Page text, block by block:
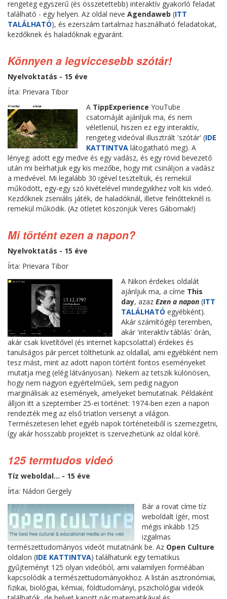
rengeteg egyszerű (és összetettebb) interaktív gyakorló feladat
található - egy helyen. Az oldal neve Agendaweb (ITT
TALÁLHATÓ), és ezerszám tartalmaz használható feladatokat,
kezdőknek és haladóknak egyaránt.
Könnyen a legviccesebb szótár!
Nyelvoktatás - 15 éve
Írta: Prievara Tibor
A TippExperience YouTube
csatornáját ajánljuk ma, és nem
véletlenül, hiszen ez egy interaktív,
rengeteg videóval illusztrált 'szótár' (IDE
KATTINTVA látogatható meg). A
lényeg: adott egy medve és egy vadász, és egy rövid bevezető
után mi beírhatjuk egy kis mezőbe, hogy mit csináljon a vadász
a medvével. Mi legalább 30 igével teszteltük, és remekül
működött, egy-egy szó kivételével mindegyikhez volt kis videó.
Kezdőknek zseniális játék, de haladóknál, illetve felnőtteknél is
remekül működik. (Az ötletet köszönjük Veres Gábornak!)
Mi történt ezen a napon?
Nyelvoktatás - 15 éve
Írta: Prievara Tibor
A Nikon érdekes oldalát
ajánljuk ma, a címe This
day, azaz Ezen a napon (ITT
TALÁLHATÓ egyébként).
Akár számítógép teremben,
akár 'interaktív táblás' órán,
akár csak kivetítővel (és internet kapcsolattal) érdekes és
tanulságos pár percet tölthetünk az oldallal, ami egyébként nem
tesz mást, mint az adott napon történt fontos eseményeket
mutatja meg (elég látványosan). Nekem az tetszik különösen,
hogy nem nagyon egyértelműek, sem pedig nagyon
marginálisak az események, amelyeket bemutatnak. Példaként
álljon itt a szeptember 25-ei történet: 1974-ben ezen a napon
rendezték meg az első triatlon versenyt a világon.
Természetesen lehet egyéb napok történeteiből is szemezgetni,
így akár hosszabb projektet is szervezhetünk az oldal köré.
125 termtudos videó
Tíz weboldal... - 15 éve
Írta: Nádori Gergely
Bár a rovat címe tíz
weboldalt ígér, most
mégis inkább 125
izgalmas
természettudományos videót mutatnánk be. Az Open Culture
oldalon (IDE KATTINTVA) találhatunk egy tematikus
gyűjteményt 125 olyan videóból, ami valamilyen forméában
kapcsolódik a természettudományokhoz. A listán asztronómiai,
fizikai, biológiai, kémiai, földtudományi, pszichológiai videók